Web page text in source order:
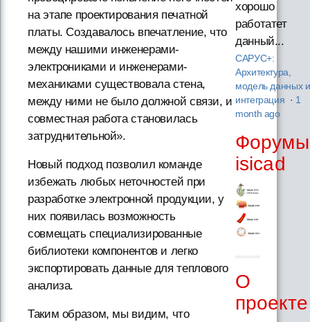
на этапе проектирования печатной
платы. Создавалось впечатление, что
между нашими инженерами-
электрониками и инженерами-
механиками существовала стена,
между ними не было должной связи, и
совместная работа становилась
затруднительной».
Новый подход позволил команде
избежать любых неточностей при
разработке электронной продукции, у
них появилась возможность
совмещать специализированные
библиотеки компонентов и легко
экспортировать данные для теплового
анализа.
Таким образом, мы видим, что
хорошо
работатет
данный...
САРУС+:
Архитектура,
модель данных и
интеграция · 1
month ago
Форумы
isicad
О
проекте